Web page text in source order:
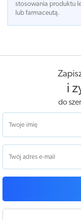
stosowania produktu
lub farmaceutą.
i
do